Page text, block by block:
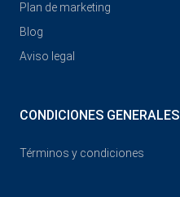
Plan de marketing
Blog
Aviso legal
CONDICIONES GENERALES
Términos y condiciones